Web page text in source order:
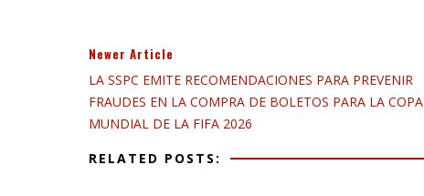
Newer Article
LA SSPC EMITE RECOMENDACIONES PARA PREVENIR
FRAUDES EN LA COMPRA DE BOLETOS PARA LA COPA
MUNDIAL DE LA FIFA 2026
RELATED POSTS: